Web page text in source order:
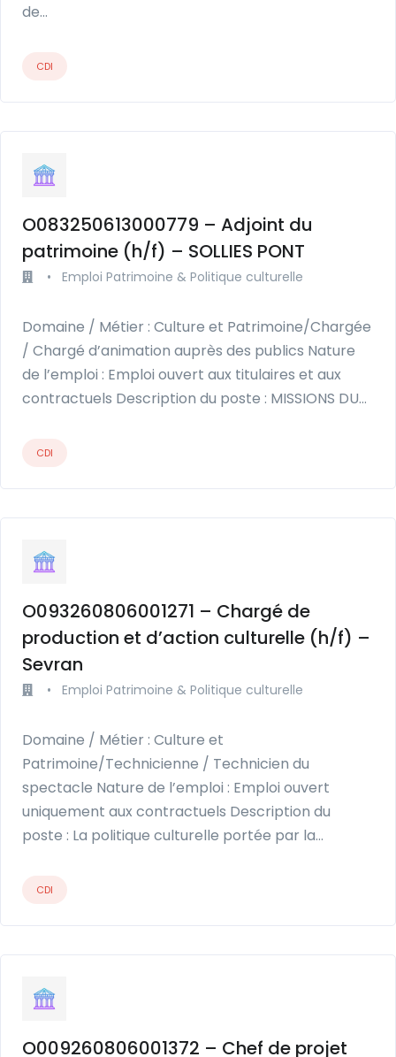
de…
CDI
O083250613000779 – Adjoint du
patrimoine (h/f) – SOLLIES PONT
• Emploi Patrimoine & Politique culturelle
Domaine / Métier : Culture et Patrimoine/Chargée
/ Chargé d’animation auprès des publics Nature
de l’emploi : Emploi ouvert aux titulaires et aux
contractuels Description du poste : MISSIONS DU…
CDI
O093260806001271 – Chargé de
production et d’action culturelle (h/f) –
Sevran
• Emploi Patrimoine & Politique culturelle
Domaine / Métier : Culture et
Patrimoine/Technicienne / Technicien du
spectacle Nature de l’emploi : Emploi ouvert
uniquement aux contractuels Description du
poste : La politique culturelle portée par la…
CDI
O009260806001372 – Chef de projet